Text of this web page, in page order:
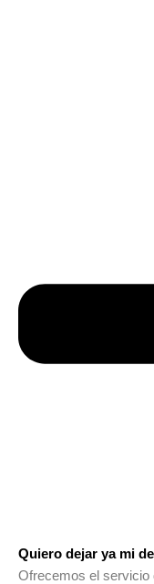
Quiero dejar ya mi
Ofrecemos el servicio